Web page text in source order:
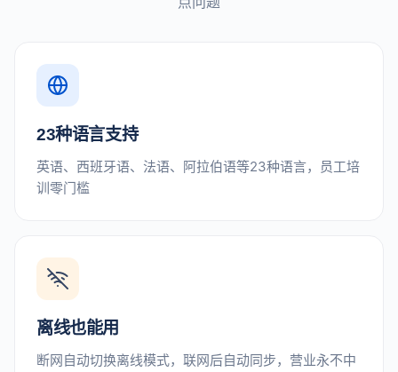
23种语言支持
英语、西班牙语、法语、阿拉伯语等23种语言，员工培
训零门槛
离线也能用
断网自动切换离线模式，联网后自动同步，营业永不中